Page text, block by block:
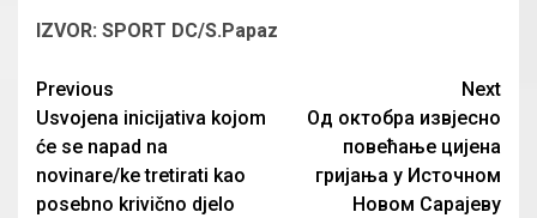
IZVOR: SPORT DC/S.Papaz
Continue
Reading
Previous
Usvojena inicijativa kojom
će se napad na
novinare/ke tretirati kao
posebno krivično djelo
Next
Од октобра извјесно
повећање цијена
гријања у Источном
Новом Сарајеву